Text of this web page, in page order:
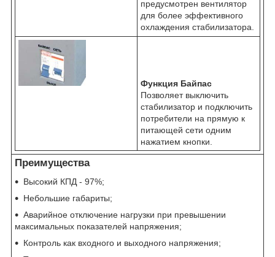
предусмотрен вентилятор
для более эффективного
охлаждения стабилизатора.
Функция Байпас
Позволяет выключить
стабилизатор и подключить
потребители на прямую к
питающей сети одним
нажатием кнопки.
Преимущества
Высокий КПД - 97%;
Небольшие габариты;
Аварийное отключение нагрузки при превышении
максимальных показателей напряжения;
Контроль как входного и выходного напряжения;